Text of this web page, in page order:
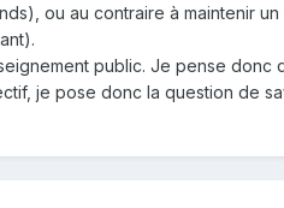
ou au contraire à maintenir
public. Je pense
je pose donc la question de